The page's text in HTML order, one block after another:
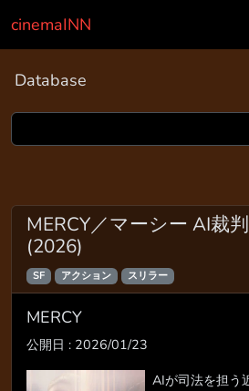
cinemaINN
Database
MERCY／マーシー AI裁判
(2026)
SF アクション スリラー
MERCY
公開日 : 2026/01/23
AIが司法を担う